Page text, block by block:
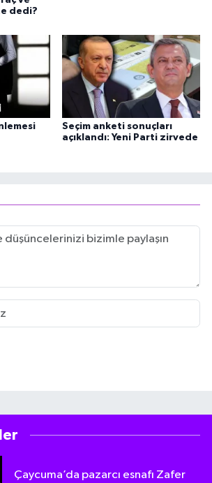
dedi?
Seçim anketi sonuçları
açıklandı: Yeni Parti zirvede
Çaycuma’da pazarcı esnafı Zafer